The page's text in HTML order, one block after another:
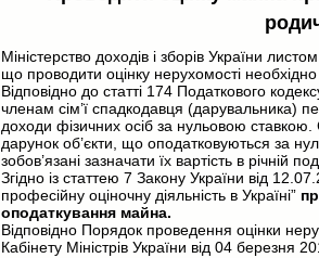
Міністерство доходів і зборів України
що проводити оцінку нерухомості
Відповідно до статті 174 Податкового
членам сім’ї спадкодавця (дарувальника)
доходи фізичних осіб за нульовою
дарунок об’єкти, що оподатковуються за
зобов’язані зазначати їх вартість в річній
Згідно із статтею 7 Закону України від
професійну оціночну діяльність в Україні”
оподаткування майна.
Відповідно Порядок проведення оцінки
Кабінету Міністрів України від 04